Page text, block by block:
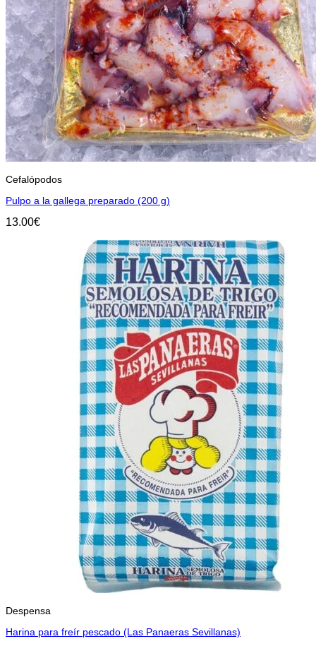
Cefalópodos
Pulpo a la gallega preparado (200 g)
13.00€
Despensa
Harina para freír pescado (Las Panaeras Sevillanas)